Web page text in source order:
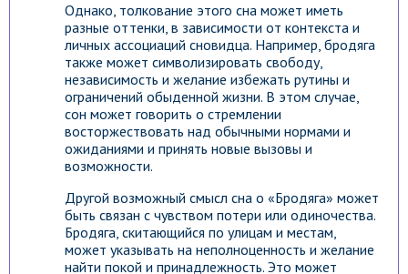
Однако, толкование этого сна может иметь
разные оттенки, в зависимости от контекста и
личных ассоциаций сновидца. Например, бродяга
также может символизировать свободу,
независимость и желание избежать рутины и
ограничений обыденной жизни. В этом случае,
сон может говорить о стремлении
восторжествовать над обычными нормами и
ожиданиями и принять новые вызовы и
возможности.
Другой возможный смысл сна о «Бродяга» может
быть связан с чувством потери или одиночества.
Бродяга, скитающийся по улицам и местам,
может указывать на неполноценность и желание
найти покой и принадлежность. Это может